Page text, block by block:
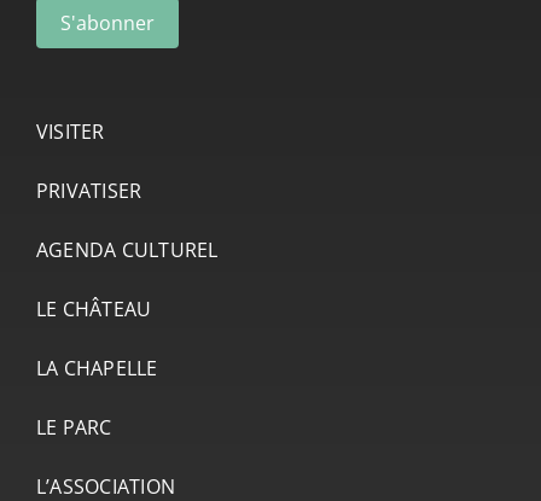
VISITER
PRIVATISER
AGENDA CULTUREL
LE CHÂTEAU
LA CHAPELLE
LE PARC
L’ASSOCIATION